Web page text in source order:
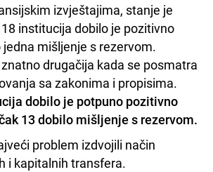
izvještajima, stanje je
institucija dobilo je pozitivno
mišljenje s rezervom.
drugačija kada se posmatra
sa zakonima i propisima.
dobilo je potpuno pozitivno
13 dobilo mišljenje s rezervom.
problem izdvojili način
i kapitalnih transfera.